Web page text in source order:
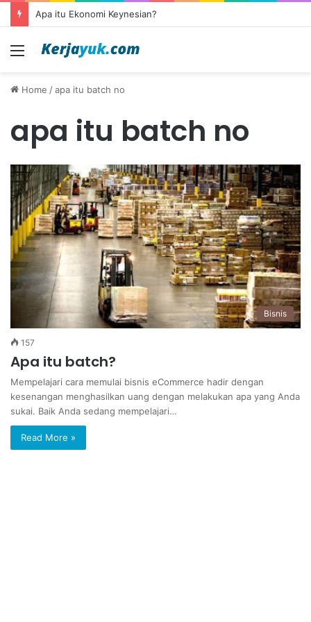
Apa itu Ekonomi Keynesian?
Menu
Home /apa itu batch no
apa itu batch no
Bisnis
157
Apa itu batch?
Mempelajari cara memulai bisnis eCommerce hadir dengan
kesenangan menghasilkan uang dengan melakukan apa yang Anda
sukai. Baik Anda sedang mempelajari…
Read More »